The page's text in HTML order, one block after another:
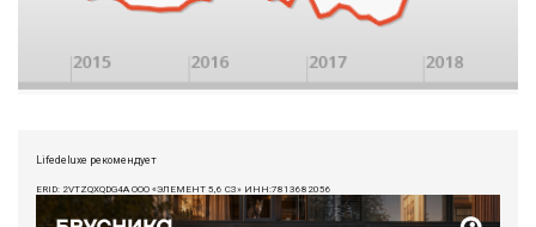
Lifedeluxe рекомендует
ERID: 2VTZQXQDG4A ООО «ЭЛЕМЕНТ 5,6 СЗ» ИНН:7813682056